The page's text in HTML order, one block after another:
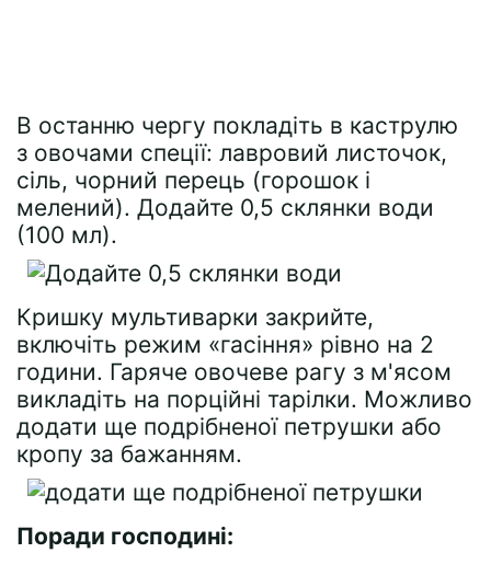
В останню чергу покладіть в каструлю
з овочами спеції: лавровий листочок,
сіль, чорний перець (горошок і
мелений). Додайте 0,5 склянки води
(100 мл).
Кришку мультиварки закрийте,
включіть режим «гасіння» рівно на 2
години. Гаряче овочеве рагу з м'ясом
викладіть на порційні тарілки. Можливо
додати ще подрібненої петрушки або
кропу за бажанням.
Поради господині: